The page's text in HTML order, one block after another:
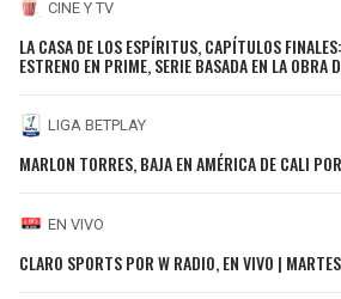
CINE Y TV
LA CASA DE LOS ESPÍRITUS, CAPÍTULOS
ESTRENO EN PRIME, SERIE BASADA EN LA OBRA
LIGA BETPLAY
MARLON TORRES, BAJA EN AMÉRICA DE CALI
EN VIVO
CLARO SPORTS POR W RADIO, EN VIVO |